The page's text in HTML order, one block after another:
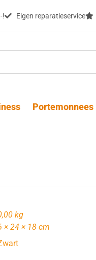
! Eigen reparatieservice
Portemonnees
kg
× 24 × 18 cm